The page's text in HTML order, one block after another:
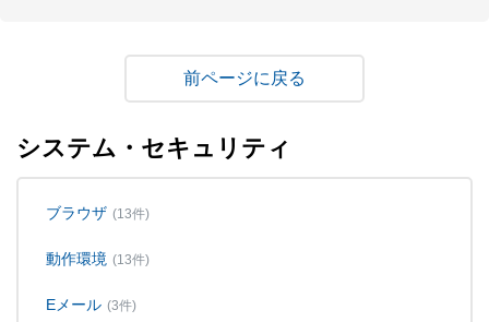
戻る
システム・セキュリティ
ブラウザ (13件)
動作環境 (13件)
Eメール (3件)